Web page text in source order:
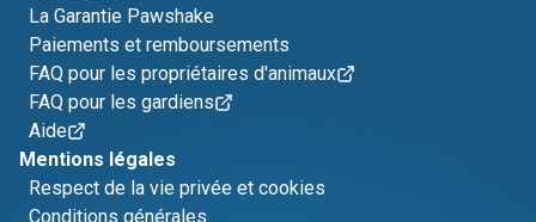
La Garantie Pawshake
Paiements et remboursements
FAQ pour les propriétaires d'animaux
FAQ pour les gardiens
Aide
Mentions légales
Respect de la vie privée et cookies
Conditions générales